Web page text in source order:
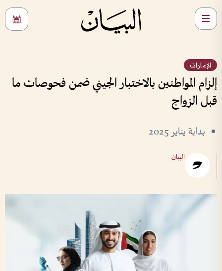
الإمارات
إلزام المواطنين بالاختبار الجيني ضمن فحوصات ما
قبل الزواج
بداية يناير 2025
البيان